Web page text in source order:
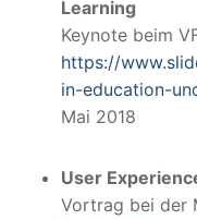
Learning
Keynote beim
https://
in-education-
Mai 2018
User
Vortrag bei der